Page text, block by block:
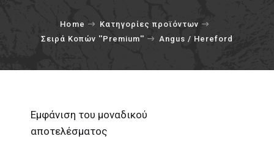
Home
Κατηγορίες προϊόντων
Σειρά Kοπών ''Premium''
Angus / Hereford
Εμφάνιση του μοναδικού
αποτελέσματος